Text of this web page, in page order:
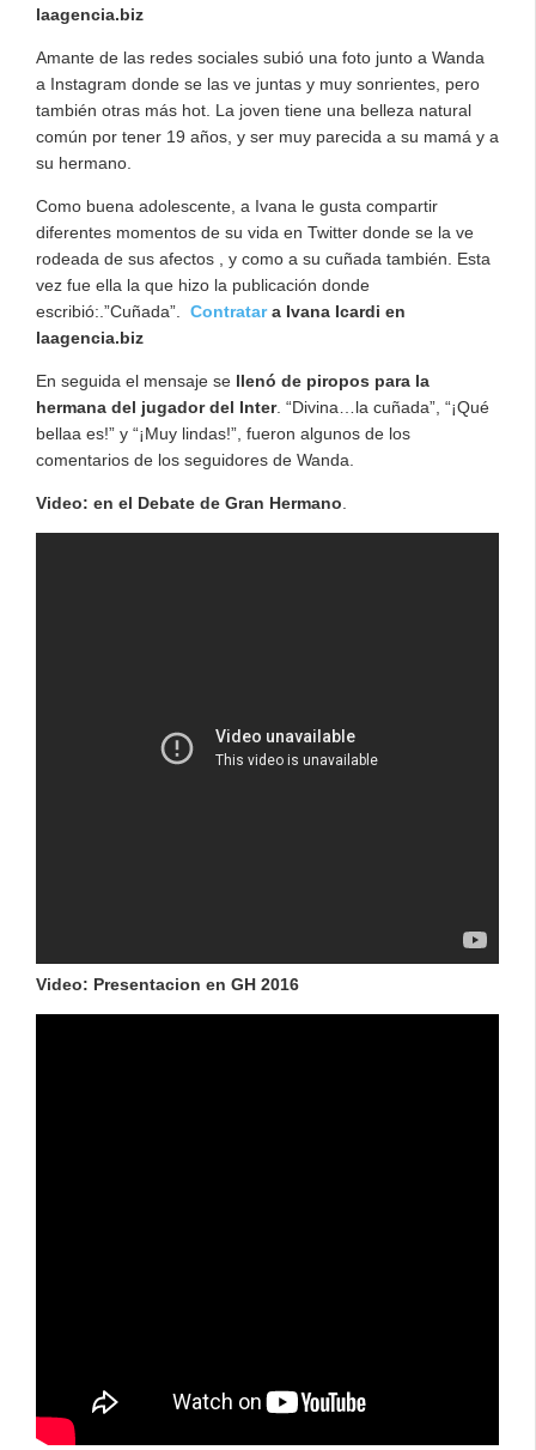
laagencia.biz
Amante de las redes sociales subió una foto junto a Wanda
a Instagram donde se las ve juntas y muy sonrientes, pero
también otras más hot. La joven tiene una belleza natural
común por tener 19 años, y ser muy parecida a su mamá y a
su hermano.
Como buena adolescente, a Ivana le gusta compartir
diferentes momentos de su vida en Twitter donde se la ve
rodeada de sus afectos , y como a su cuñada también. Esta
vez fue ella la que hizo la publicación donde
escribió:.”Cuñada”. Contratara Ivana Icardi en
laagencia.biz
En seguida el mensaje se llenó de piropos para la
hermana del jugador del Inter. “Divina…la cuñada”, “¡Qué
bellaa es!” y “¡Muy lindas!”, fueron algunos de los
comentarios de los seguidores de Wanda.
Video: en el Debate de Gran Hermano.
Video: Presentacion en GH 2016